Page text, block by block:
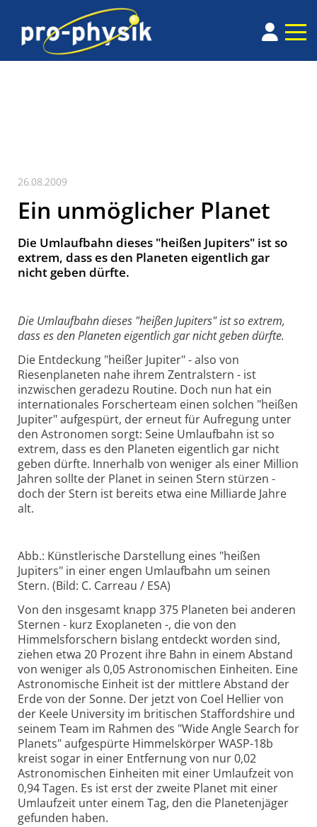
26.08.2009
Ein unmöglicher Planet
Die Umlaufbahn dieses "heißen Jupiters" ist so
extrem, dass es den Planeten eigentlich gar
nicht geben dürfte.
Die Umlaufbahn dieses "heißen Jupiters" ist so extrem,
dass es den Planeten eigentlich gar nicht geben dürfte.
Die Entdeckung "heißer Jupiter" - also von
Riesenplaneten nahe ihrem Zentralstern - ist
inzwischen geradezu Routine. Doch nun hat ein
internationales Forscherteam einen solchen "heißen
Jupiter" aufgespürt, der erneut für Aufregung unter
den Astronomen sorgt: Seine Umlaufbahn ist so
extrem, dass es den Planeten eigentlich gar nicht
geben dürfte. Innerhalb von weniger als einer Million
Jahren sollte der Planet in seinen Stern stürzen -
doch der Stern ist bereits etwa eine Milliarde Jahre
alt.
Abb.: Künstlerische Darstellung eines "heißen
Jupiters" in einer engen Umlaufbahn um seinen
Stern. (Bild: C. Carreau / ESA)
Von den insgesamt knapp 375 Planeten bei anderen
Sternen - kurz Exoplaneten -, die von den
Himmelsforschern bislang entdeckt worden sind,
ziehen etwa 20 Prozent ihre Bahn in einem Abstand
von weniger als 0,05 Astronomischen Einheiten. Eine
Astronomische Einheit ist der mittlere Abstand der
Erde von der Sonne. Der jetzt von Coel Hellier von
der Keele University im britischen Staffordshire und
seinem Team im Rahmen des "Wide Angle Search for
Planets" aufgespürte Himmelskörper WASP-18b
kreist sogar in einer Entfernung von nur 0,02
Astronomischen Einheiten mit einer Umlaufzeit von
0,94 Tagen. Es ist erst der zweite Planet mit einer
Umlaufzeit unter einem Tag, den die Planetenjäger
gefunden haben.